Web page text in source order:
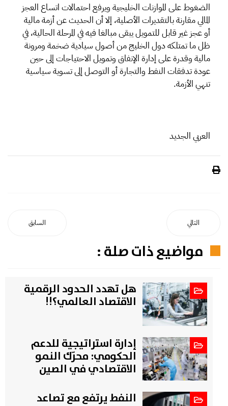
الضغوط على الموازنات الخليجية ويرفع احتمالات اتساع العجز
المالي مقارنة بالتقديرات الأصلية، إلا أن الحديث عن أزمة مالية
أو عجز غير قابل للتمويل يبقى مبالغا فيه في المرحلة الحالية، في
ظل ما تمتلكه دول الخليج من أصول سيادية ضخمة ومرونة
مالية وقدرة على إدارة الإنفاق وتمويل الاحتياجات إلى حين
عودة تدفقات النفط والتجارة أو التوصل إلى تسوية سياسية
تنهي الأزمة.
العربي الجديد
السابق التالي
مواضيع ذات صلة :
هل تهدد الحدود الرقمية
الاقتصاد العالمي؟!!
إدارة استراتيجية للدعم
الحكومي: محرّك النمو
الاقتصادي في الصين
النفط يرتفع مع تصاعد